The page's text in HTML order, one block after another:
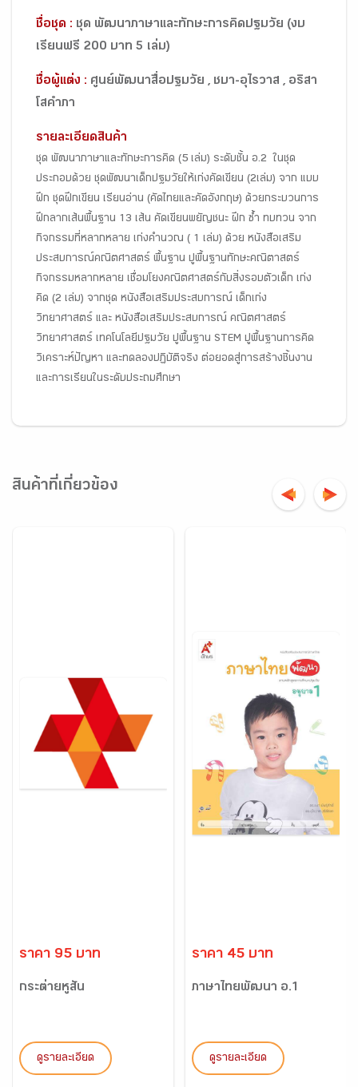
ชื่อชุด :
เรียนฟรี 200 บาท 5 เล่ม)
ชื่อผู้แต่ง :
โสคำภา
รายละเอียดสินค้า
ชุด พัฒนาภาษาและทักษะการคิด (5 เล่ม) ระดับชั้น อ.2 ในชุด
ประกอบด้วย ชุดพัฒนาเด็กปฐมวัยให้เก่งคัดเขียน (2เล่ม) จาก แบบ
ฝึก ชุดฝึกเขียน เรียนอ่าน (คัดไทยและคัดอังกฤษ) ด้วยกระบวนการ
ฝึกลากเส้นพื้นฐาน 13 เส้น คัดเขียนพยัญชนะ ฝึก ซ้ำ ทบทวน จาก
กิจกรรมที่หลากหลาย เก่งคำนวณ ( 1 เล่ม) ด้วย หนังสือเสริม
ประสบการณ์คณิตศาสตร์ พื้นฐาน ปูพื้นฐานทักษะคณิตาสตร์
กิจกรรมหลากหลาย เชื่อมโยงคณิตศาสตร์กับสิ่งรอบตัวเด็ก เก่ง
คิด (2 เล่ม) จากชุด หนังสือเสริมประสบการณ์ เด็กเก่ง
วิทยาศาสตร์ และ หนังสือเสริมประสบการณ์ คณิตศาสตร์
วิทยาศาสตร์ เทคโนโลยีปฐมวัย ปูพื้นฐาน STEM ปูพื้นฐานการคิด
วิเคราะห์ปัญหา และทดลองปฏิบัติจริง ต่อยอดสู่การสร้างชิ้นงาน
และการเรียนในระดับประถมศึกษา
สินค้าที่เกี่ยวข้อง
ราคา 95 บาท
กระต่ายหูสั้น
ดูรายละเอียด
ราคา 45 บาท
ภาษาไทยพัฒนา อ.1
ดูรายละเอียด